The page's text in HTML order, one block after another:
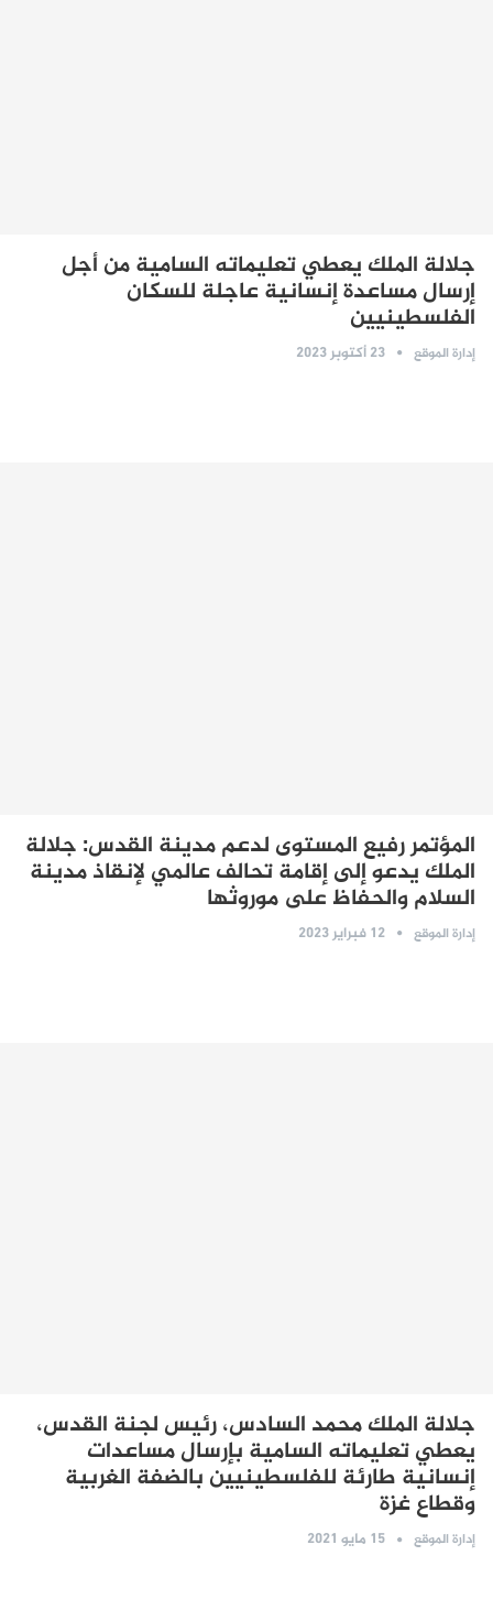
جلالة الملك يعطي تعليماته السامية من أجل
إرسال مساعدة إنسانية عاجلة للسكان
الفلسطينيين
إدارة الموقع 23 أكتوبر 2023
المؤتمر رفيع المستوى لدعم مدينة القدس: جلالة
الملك يدعو إلى إقامة تحالف عالمي لإنقاذ مدينة
السلام والحفاظ على موروثها
إدارة الموقع 12 فبراير 2023
جلالة الملك محمد السادس، رئيس لجنة القدس،
يعطي تعليماته السامية بإرسال مساعدات
إنسانية طارئة للفلسطينيين بالضفة الغربية
وقطاع غزة
إدارة الموقع 15 مايو 2021